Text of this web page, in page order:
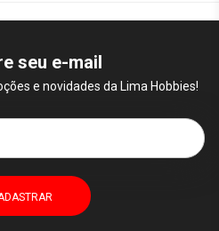
seu e-mail
e novidades da Lima Hobbies!